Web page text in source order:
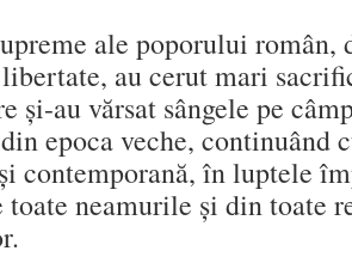
ale poporului român,
au cerut mari
și-au vărsat sângele pe
epoca veche, continuând
contemporană, în luptele
toate neamurile și din toate